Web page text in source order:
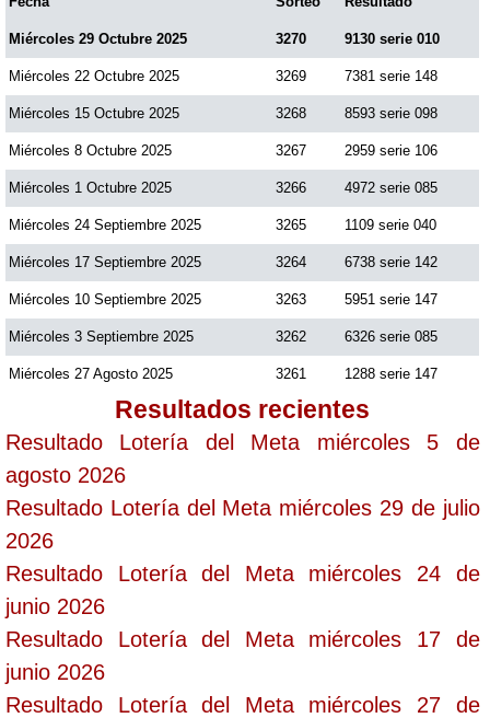
Miércoles 29 Octubre 2025 3270 9130 serie 010
Miércoles 22 Octubre 2025 3269 7381 serie 148
Miércoles 15 Octubre 2025 3268 8593 serie 098
Miércoles 8 Octubre 2025 3267 2959 serie 106
Miércoles 1 Octubre 2025 3266 4972 serie 085
Miércoles 24 Septiembre 2025 3265 1109 serie 040
Miércoles 17 Septiembre 2025 3264 6738 serie 142
Miércoles 10 Septiembre 2025 3263 5951 serie 147
Miércoles 3 Septiembre 2025 3262 6326 serie 085
Miércoles 27 Agosto 2025 3261 1288 serie 147
Resultados recientes
Resultado Lotería del Meta miércoles 5 de
agosto 2026
Resultado Lotería del Meta miércoles 29 de julio
2026
Resultado Lotería del Meta miércoles 24 de
junio 2026
Resultado Lotería del Meta miércoles 17 de
junio 2026
Resultado Lotería del Meta miércoles 27 de